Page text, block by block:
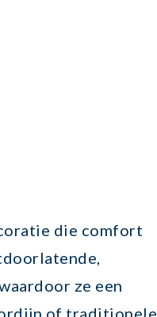
die comfort
ze een
of traditionele